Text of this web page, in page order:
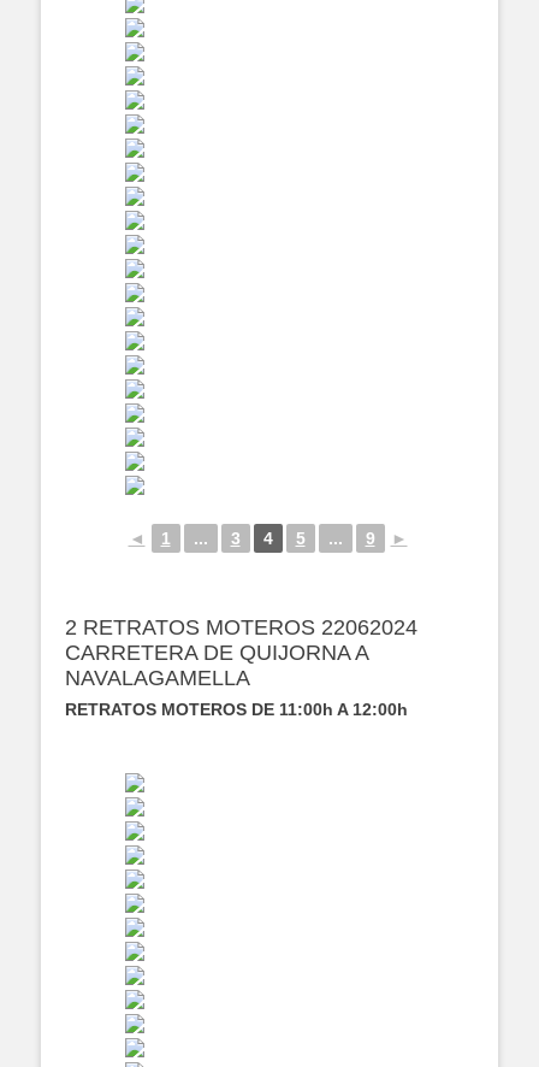
◄ 1 ... 3 4 5 ... 9 ►
2 RETRATOS MOTEROS 22062024
CARRETERA DE QUIJORNA A
NAVALAGAMELLA
RETRATOS MOTEROS DE 11:00h A 12:00h